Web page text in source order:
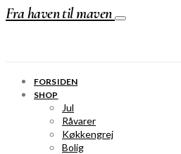
Fra haven til maven
FORSIDEN
SHOP
Jul
Råvarer
Køkkengrej
Bolig